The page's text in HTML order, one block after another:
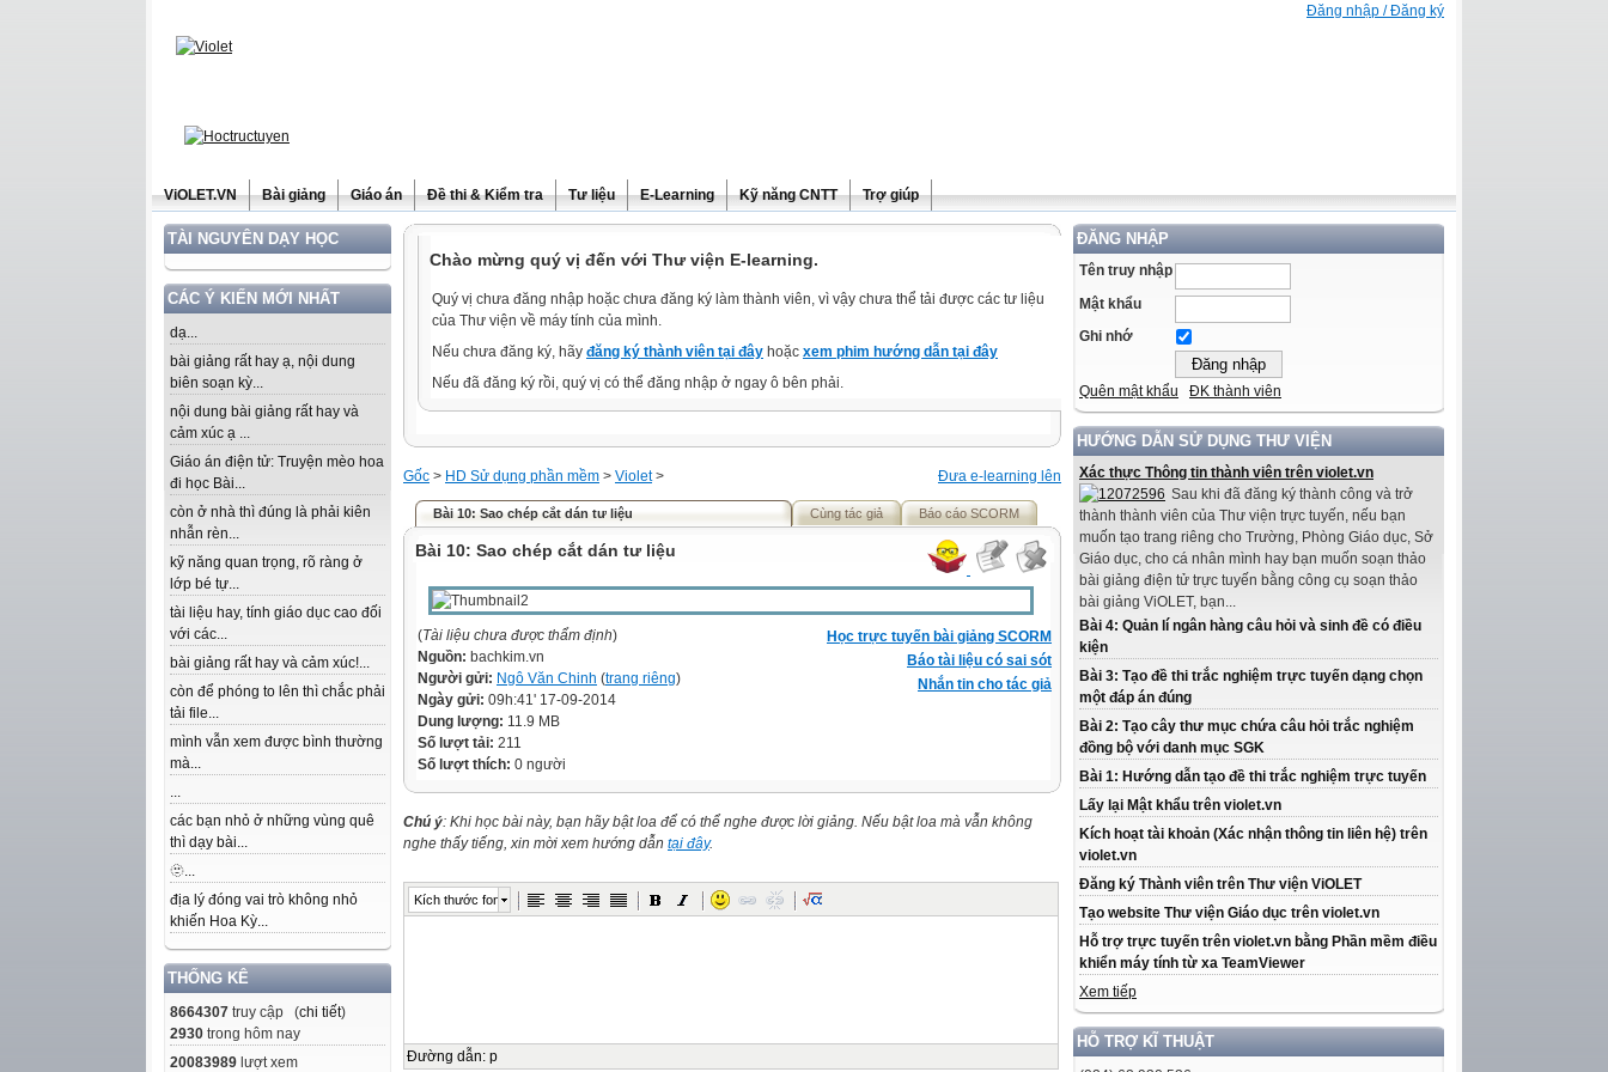
Đăng nhập / Đăng ký
ViOLET.VN Bài giảng Giáo án Đề thi & Kiểm tra Tư liệu E-Learning Kỹ năng CNTT Trợ giúp
TÀI NGUYÊN DẠY HỌC
CÁC Ý KIẾN MỚI NHẤT
dạ...
bài giảng rất hay ạ, nội dung
biên soạn kỳ...
nội dung bài giảng rất hay và
cảm xúc ạ ...
Giáo án điện tử: Truyện mèo hoa
đi học Bài...
còn ở nhà thì đúng là phải kiên
nhẫn rèn...
kỹ năng quan trọng, rõ ràng ở
lớp bé tự...
tài liệu hay, tính giáo dục cao đối
với các...
bài giảng rất hay và cảm xúc!...
còn để phóng to lên thì chắc phải
tải file...
mình vẫn xem được bình thường
mà...
...
các bạn nhỏ ở những vùng quê
thì dạy bài...
🫥...
địa lý đóng vai trò không nhỏ
khiến Hoa Kỳ...
THỐNG KÊ
8664307 truy cập (chi tiết)
2930 trong hôm nay
20083989 lượt xem
ĐĂNG NHẬP
Tên truy nhập
Mật khẩu
Ghi nhớ
Quên mật khẩu ĐK thành viên
HƯỚNG DẪN SỬ DỤNG THƯ VIỆN
Xác thực Thông tin thành viên trên violet.vn
Sau khi đã đăng ký thành công và trở
thành thành viên của Thư viện trực tuyến, nếu bạn
muốn tạo trang riêng cho Trường, Phòng Giáo dục, Sở
Giáo dục, cho cá nhân mình hay bạn muốn soạn thảo
bài giảng điện tử trực tuyến bằng công cụ soạn thảo
bài giảng ViOLET, bạn...
Bài 4: Quản lí ngân hàng câu hỏi và sinh đề có điều
kiện
Bài 3: Tạo đề thi trắc nghiệm trực tuyến dạng chọn
một đáp án đúng
Bài 2: Tạo cây thư mục chứa câu hỏi trắc nghiệm
đồng bộ với danh mục SGK
Bài 1: Hướng dẫn tạo đề thi trắc nghiệm trực tuyến
Lấy lại Mật khẩu trên violet.vn
Kích hoạt tài khoản (Xác nhận thông tin liên hệ) trên
violet.vn
Đăng ký Thành viên trên Thư viện ViOLET
Tạo website Thư viện Giáo dục trên violet.vn
Hỗ trợ trực tuyến trên violet.vn bằng Phần mềm điều
khiển máy tính từ xa TeamViewer
Xem tiếp
HỖ TRỢ KĨ THUẬT
Chào mừng quý vị đến với Thư viện E-learning.
Quý vị chưa đăng nhập hoặc chưa đăng ký làm thành viên, vì vậy chưa thể tải được các tư liệu
của Thư viện về máy tính của mình.
Nếu chưa đăng ký, hãy đăng ký thành viên tại đây hoặc xem phim hướng dẫn tại đây
Nếu đã đăng ký rồi, quý vị có thể đăng nhập ở ngay ô bên phải.
Đưa e-learning lên
Gốc > HD Sử dụng phần mềm > Violet>
Bài 10: Sao chép cắt dán tư liệu Cùng tác giả Báo cáo SCORM
Bài 10: Sao chép cắt dán tư liệu
Học trực tuyến bài giảng SCORM
Báo tài liệu có sai sót
Nhắn tin cho tác giả
(Tài liệu chưa được thẩm định)
Nguồn: bachkim.vn
Người gửi: Ngô Văn Chinh (trang riêng)
Ngày gửi: 09h:41' 17-09-2014
Dung lượng: 11.9 MB
Số lượt tải: 211
Số lượt thích: 0 người
Chú ý: Khi học bài này, bạn hãy bật loa để có thể nghe được lời giảng. Nếu bật loa mà vẫn không
nghe thấy tiếng, xin mời xem hướng dẫn tại đây.
Kích thước font
Đường dẫn: p